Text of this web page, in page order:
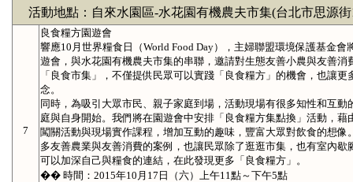
活動地點：自來水園區-水花園有機農夫市集(台北市思源街
7
良食糧方園遊會
響應10月世界糧食日（World Food Day），主婦聯盟環境保護基金
遊會，與水花園有機農夫市集的串聯，邀請對生態友善小農與友善
「良食市集」，不僅提供民眾可以實踐「良食糧方」的機會，也讓
念。
同時，為吸引大眾市民、親子家庭到場，活動現場有很多知性和互
庭與自身開始。我們將在園遊會中安排「良食糧方集點換」活動，
闖關活動與現場實作課程，增加互動的趣味，豐富大眾對飲食的想
多友善農業與友善消費的案例，也讓民眾除了逛逛市集，也有室內
可以加深自己與糧食的連結，在此發現更多「良食糧方」。
�� 時間：2015年10月17日（六）上午11點～下午5點